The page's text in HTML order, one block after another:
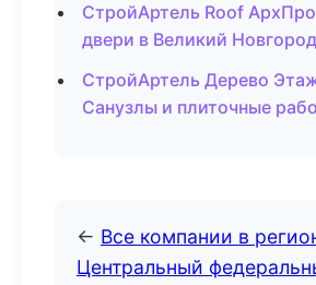
СтройАртель Roof
двери в Великий Новгород
СтройАртель Дерево
Санузлы и плиточные
← Все компании в
Центральный